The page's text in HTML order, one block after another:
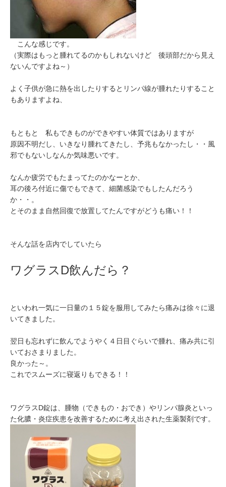
こんな感じです。
（実際はもっと腫れてるのかもしれないけど 後頭部だから見え
ないんですよね～）
よく子供が急に熱を出したりするとリンパ線が腫れたりすること
もありますよね、
もともと 私もできものができやすい体質ではありますが
原因不明だし、いきなり腫れてきたし、予兆もなかったし・・風
邪でもないしなんか気味悪いです。
なんか疲労でもたまってたのかなーとか、
耳の後ろ付近に傷でもできて、細菌感染でもしたんだろう
か・・。
とそのまま自然回復で放置してたんですがどうも痛い！！
そんな話を店内でしていたら
ワグラスD飲んだら？
といわれ一気に一日量の１５錠を服用してみたら痛みは徐々に退
いてきました。
翌日も忘れずに飲んでようやく４日目ぐらいで腫れ、痛み共に引
いておさまりました。
良かった～。
これでスムーズに寝返りもできる！！
ワグラスD錠は、腫物（できもの・おでき）やリンパ腺炎といっ
た化膿・炎症疾患を改善するために考え出された生薬製剤です。